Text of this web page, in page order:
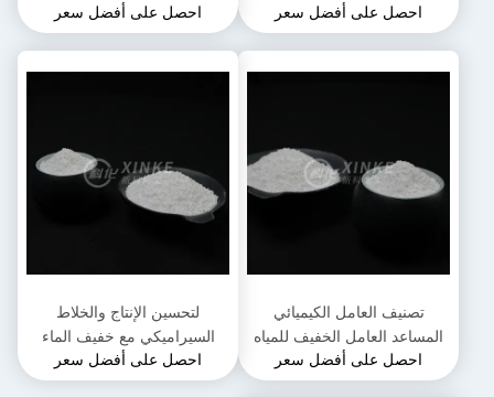
احصل على أفضل سعر
المياه 1.0-1.1 للجسم
السيراميكي وأداء مضمون
احصل على أفضل سعر
تصنيف العامل الكيميائي
المساعد العامل الخفيف للمياه
عديم الرائحة عالية الاستقرار
توفير المياه
احصل على أفضل سعر
لتحسين الإنتاج والخلاط
السيراميكي مع خفيف الماء
الجسم السيراميكي
احصل على أفضل سعر